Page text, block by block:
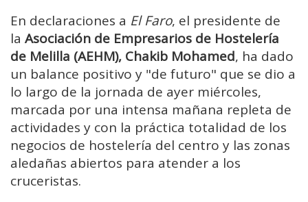
En declaraciones a El Faro, el presidente de
la Asociación de Empresarios de Hostelería
de Melilla (AEHM), Chakib Mohamed, ha dado
un balance positivo y "de futuro" que se dio a
lo largo de la jornada de ayer miércoles,
marcada por una intensa mañana repleta de
actividades y con la práctica totalidad de los
negocios de hostelería del centro y las zonas
aledañas abiertos para atender a los
cruceristas.